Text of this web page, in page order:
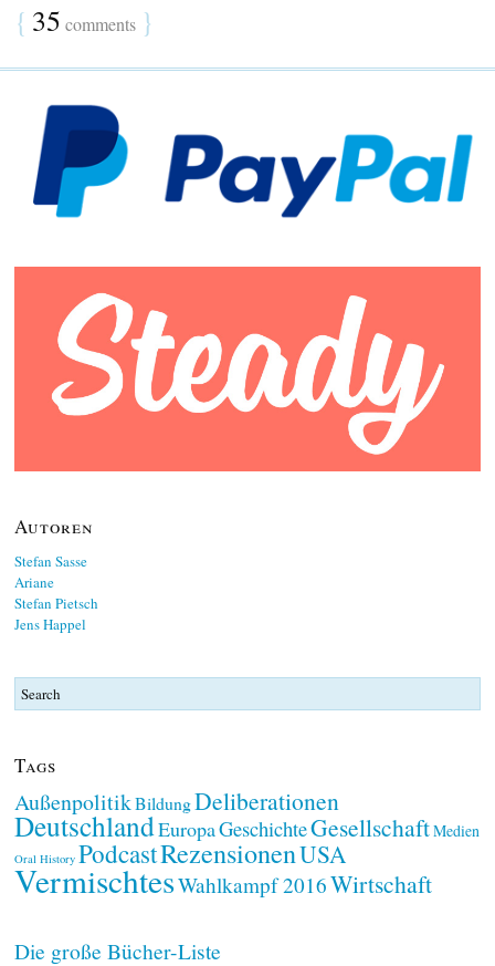
{ 35 comments }
Autoren
Stefan Sasse
Ariane
Stefan Pietsch
Jens Happel
Tags
AußenpolitikBildungDeliberationen
DeutschlandEuropaGeschichteGesellschaftMedien
Oral History PodcastRezensionenUSA
VermischtesWahlkampf 2016Wirtschaft
Die große Bücher-Liste